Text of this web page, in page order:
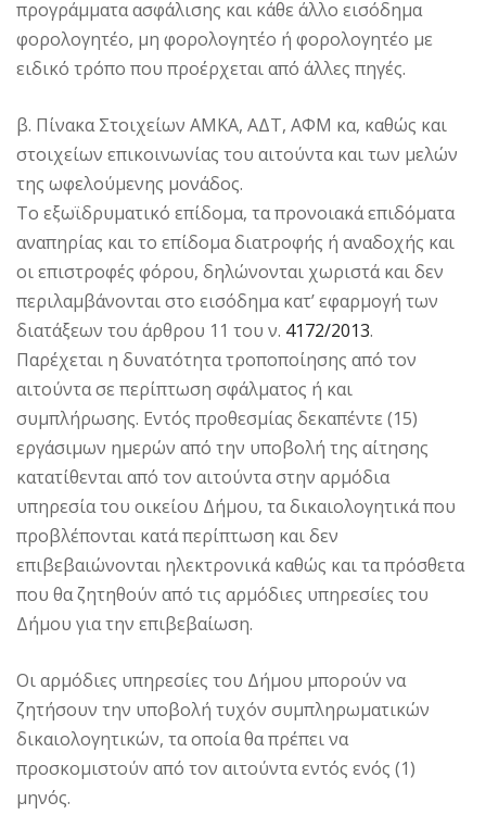
προγράμματα ασφάλισης και κάθε άλλο εισόδημα
φορολογητέο, μη φορολογητέο ή φορολογητέο με
ειδικό τρόπο που προέρχεται από άλλες πηγές.
β. Πίνακα Στοιχείων ΑΜΚΑ, ΑΔΤ, ΑΦΜ κα, καθώς και
στοιχείων επικοινωνίας του αιτούντα και των μελών
της ωφελούμενης μονάδος.
Το εξωϊδρυματικό επίδομα, τα προνοιακά επιδόματα
αναπηρίας και το επίδομα διατροφής ή αναδοχής και
οι επιστροφές φόρου, δηλώνονται χωριστά και δεν
περιλαμβάνονται στο εισόδημα κατ’ εφαρμογή των
διατάξεων του άρθρου 11 του ν. 4172/2013.
Παρέχεται η δυνατότητα τροποποίησης από τον
αιτούντα σε περίπτωση σφάλματος ή και
συμπλήρωσης. Εντός προθεσμίας δεκαπέντε (15)
εργάσιμων ημερών από την υποβολή της αίτησης
κατατίθενται από τον αιτούντα στην αρμόδια
υπηρεσία του οικείου Δήμου, τα δικαιολογητικά που
προβλέπονται κατά περίπτωση και δεν
επιβεβαιώνονται ηλεκτρονικά καθώς και τα πρόσθετα
που θα ζητηθούν από τις αρμόδιες υπηρεσίες του
Δήμου για την επιβεβαίωση.
Οι αρμόδιες υπηρεσίες του Δήμου μπορούν να
ζητήσουν την υποβολή τυχόν συμπληρωματικών
δικαιολογητικών, τα οποία θα πρέπει να
προσκομιστούν από τον αιτούντα εντός ενός (1)
μηνός.